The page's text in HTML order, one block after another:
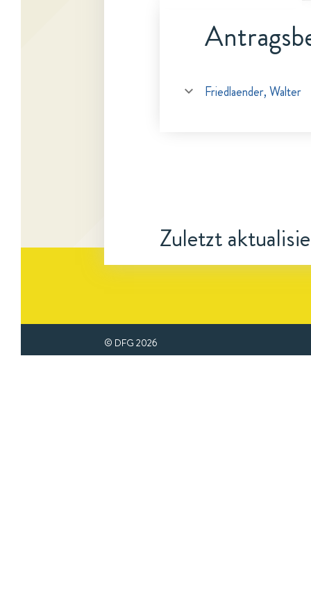
Friedlaender, Walter
Zuletzt
© DFG 2026